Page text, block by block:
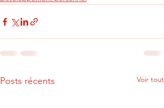
Posts récents Voir tout